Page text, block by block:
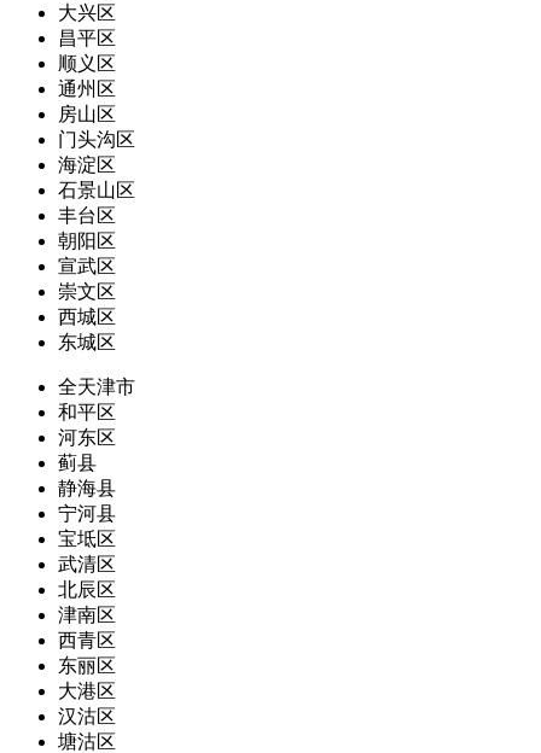
大兴区
昌平区
顺义区
通州区
房山区
门头沟区
海淀区
石景山区
丰台区
朝阳区
宣武区
崇文区
西城区
东城区
全天津市
和平区
河东区
蓟县
静海县
宁河县
宝坻区
武清区
北辰区
津南区
西青区
东丽区
大港区
汉沽区
塘沽区